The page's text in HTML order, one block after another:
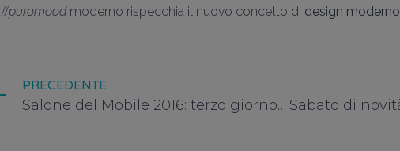
#puromoodmoderno rispecchia il nuovo concetto di design moderno
PRECEDENTE
Salone del Mobile 2016: terzo giorno nello stand H36 di Grandform